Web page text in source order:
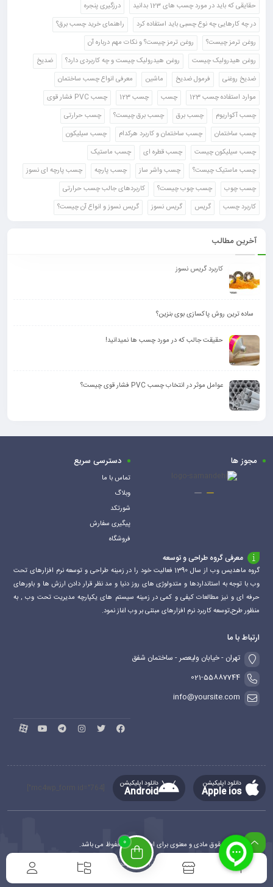
حقایقی که باید در مورد چسب های 123 بدانید
درزگیری پنجره
در چه کارهایی چه نوع چسبی باید استفاده کرد
راهنمای خرید چسب برق؟
روغن ترمز چیست؟
روغن ترمز چیست؟ و نکات مهم درباره آن
روغن هیدرولیک چیست
روغن هیدرولیک چیست و چه کاربردی دارد؟
ضدیخ
ضدیخ روغنی
فرمول ضدیخ ماشین
معرفی انواع چسب ساختمان
موارد استفاده چسب 123
چسب چسب 123
چسب PVC فشار قوی
چسب آکواریوم
چسب برق چسب برق چیست؟
چسب حرارتی
چسب ساختمان
چسب ساختمان و کاربرد هرکدام
چسب سیلیکون
چسب سیلیکون چیست
چسب قطره ای
چسب ماستیک
چسب ماستیک چیست؟
چسب واشر ساز چسب پارچه
چسب پارچه ای نسوز
چسب چوب
چسب چوب چیست؟
کاربردهای جالب چسب حرارتی
کاربرد چسب
گریس گریس نسوز گریس نسوز و انواع آن چیست؟
آخرین مطالب
کاربرد گریس نسوز
ساده ترین روش پاکسازی بوی بنزین؟
حقیقت جالب که در مورد چسب ها نمیدانید!
عوامل موثر در انتخاب چسب PVC فشار قوی چیست؟
0
مجوز ها دسترسی سریع
تماس با ما
وبلاگ
شورتکد
پیگیری سفارش
فروشگاه
معرفی گروه طراحی و توسعه
گروه ماهدیس وب از سال 1390 فعالیت خود را در زمینه طراحی و توسعه نرم افزارهای تحت
وب با توجه به استانداردها و متدولوژی های روز دنیا و مد نظر قرار دادن ارزش ها و باورهای
حرفه ای و نیز مطالعات کیفی و کمی در زمینه سیستم های یکپارچه مدیریت تحت وب , به
منظور طرح,توسعه کاربرد نرم افزارهای مبتنی بر وب اغاز نمود.
ارتباط با ما
تهران - خیابان ولیعصر - ساختمان شفق
021-55887744
info@yoursite.com
دانلود اپلیکیشن
Apple ios
دانلود اپلیکیشن
Android
کلیه حقوق مادی و معنوی برای این سایت محفوظ می باشد.
طراحی و توسعه
ماهدیس وب